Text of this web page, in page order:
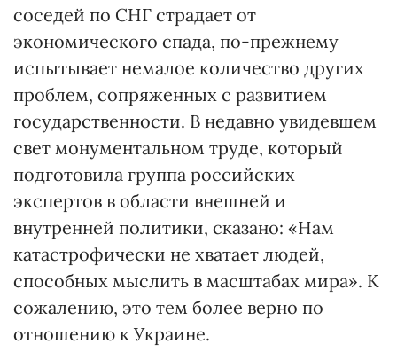
соседей по СНГ страдает от
экономического спада, по-прежнему
испытывает немалое количество других
проблем, сопряженных с развитием
государственности. В недавно увидевшем
свет монументальном труде, который
подготовила группа российских
экспертов в области внешней и
внутренней политики, сказано: «Нам
катастрофически не хватает людей,
способных мыслить в масштабах мира». К
сожалению, это тем более верно по
отношению к Украине.